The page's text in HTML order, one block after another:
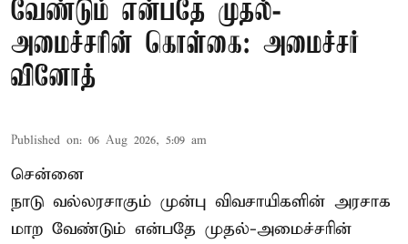
வேண்டும் என்பதே முதல்-
அமைச்சரின் கொள்கை: அமைச்சர்
வினோத்
Published on: 06 Aug 2026, 5:09 am
சென்னை
நாடு வல்லரசாகும் முன்பு விவசாயிகளின் அரசாக
மாற வேண்டும் என்பதே முதல்-அமைச்சரின்